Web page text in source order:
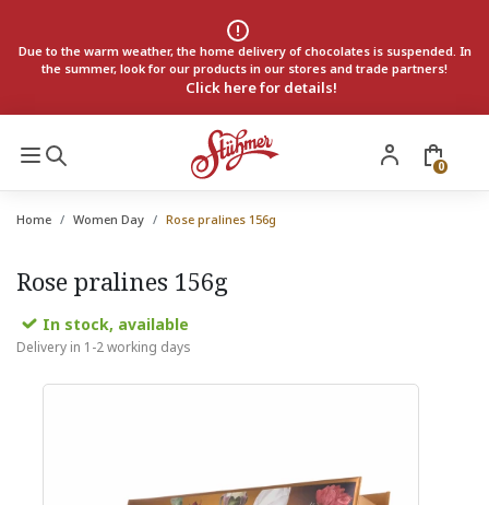
Due to the warm weather, the home delivery of chocolates is suspended. In
the summer, look for our products in our stores and trade partners!
Click here for details!
0
Home Women Day Rose pralines 156g
Rose pralines 156g
In stock, available
Delivery in 1-2 working days